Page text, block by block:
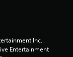
6
Inc.
Entertainment